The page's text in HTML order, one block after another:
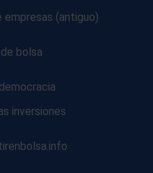
empresas (antiguo)
bolsa
inversiones